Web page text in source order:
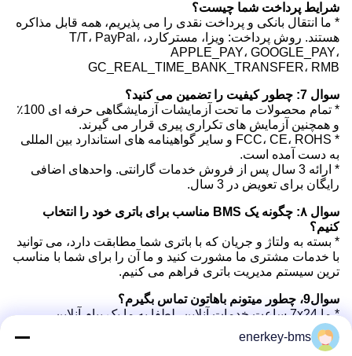
شرایط پرداخت شما چیست؟
* ما انتقال بانکی و پرداخت نقدی را می پذیریم، همه قابل مذاکره
هستند. روش پرداخت: ویزا، مسترکارد، T/T، PayPal،
APPLE_PAY، GOOGLE_PAY،
GC_REAL_TIME_BANK_TRANSFER، RMB
سوال 7: چطور کیفیت را تضمین می کنید؟
* تمام محصولات ما تحت آزمایشات آزمایشگاهی حرفه ای 100٪
و همچنین آزمایش های تکراری پیری قرار می گیرند.
* FCC، CE، ROHS و سایر گواهینامه های استاندارد بین المللی
به دست آمده است.
* ارائه 3 سال پس از فروش خدمات گارانتی. واحدهای اضافی
رایگان برای تعویض در 3 سال.
سوال ۸: چگونه یک BMS مناسب برای باتری خود را انتخاب
کنیم؟
* بسته به ولتاژ و جریان که با باتری شما مطابقت دارد، می توانید
با خدمات مشتری ما مشورت کنید و ما آن را برای شما با مناسب
ترین سیستم مدیریت باتری فراهم می کنیم.
سوال9، چطور ميتونم باهاتون تماس بگيرم؟
* ما 7x24 ساعت خدمات آنلاین، لطفا به ما یک پیام آنلاین.
*شما همچنین می توانید از طریق ایمیل، واتساپ، وی چت و غیره
با ما تماس بگیرید.
enerkey-bms